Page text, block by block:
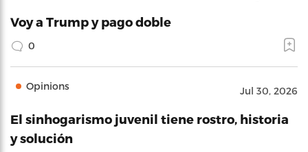
Voy a Trump y pago doble
0
Opinions Jul 30, 2026
El sinhogarismo juvenil tiene rostro, historia
y solución